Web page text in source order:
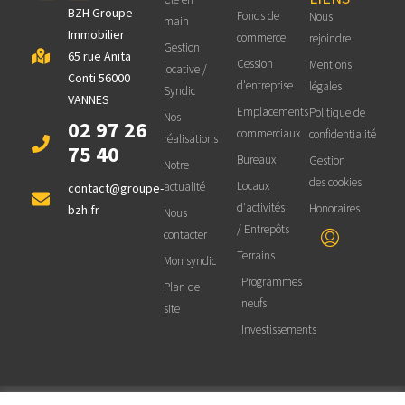
BZH Groupe
Immobilier
65 rue Anita
Conti 56000
VANNES
02 97 26
75 40
contact@groupe-
bzh.fr
main
Gestion
locative /
Syndic
Nos
réalisations
Notre
actualité
Nous
contacter
Mon syndic
Plan de
site
Fonds de
commerce
Cession
d'entreprise
Emplacements
commerciaux
Bureaux
Locaux
d'activités
/ Entrepôts
Terrains
Programmes
neufs
Investissements
Nous
rejoindre
Mentions
légales
Politique de
confidentialité
Gestion
des cookies
Honoraires